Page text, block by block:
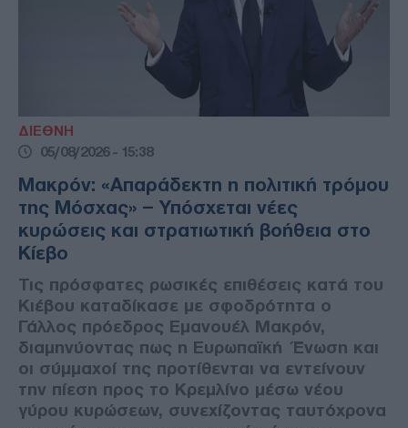
ΔΙΕΘΝΗ
05/08/2026 - 15:38
Μακρόν: «Απαράδεκτη η πολιτική τρόμου
της Μόσχας» – Υπόσχεται νέες
κυρώσεις και στρατιωτική βοήθεια στο
Κίεβο
Τις πρόσφατες ρωσικές επιθέσεις κατά του
Κιέβου καταδίκασε με σφοδρότητα ο
Γάλλος πρόεδρος Εμανουέλ Μακρόν,
διαμηνύοντας πως η Ευρωπαϊκή Ένωση και
οι σύμμαχοί της προτίθενται να εντείνουν
την πίεση προς το Κρεμλίνο μέσω νέου
γύρου κυρώσεων, συνεχίζοντας ταυτόχρονα